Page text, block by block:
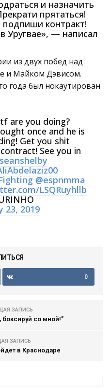
и назначить
прятаться!
подпиши контракт!
Уругвае», — написал
из двух побед над
и Майком Дэвисом.
года был нокаутирован
are you doing?
once and he is
Get you shit
See you in
@espnmma
LSQRuyhllb
23, 2019
0
ЗАПИСЬ
боксируй со мной!"
ЗАПИСЬ
в Краснодаре